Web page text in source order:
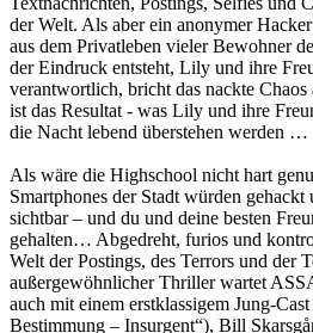
der Welt. Als aber ein anonymer
aus dem Privatleben vieler Bewohner
der Eindruck entsteht, Lily und ihre
verantwortlich, bricht das nackte Chaos
ist das Resultat - was Lily und ihre
die Nacht lebend überstehen werden …
Als wäre die Highschool nicht hart
Smartphones der Stadt würden
sichtbar – und du und deine besten
gehalten… Abgedreht, furios und
Welt der Postings, des Terrors und der
außergewöhnlicher Thriller wartet
auch mit einem erstklassigem Jung-
Bestimmung – Insurgent“), Bill